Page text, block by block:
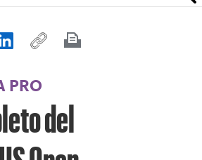
PRO
del